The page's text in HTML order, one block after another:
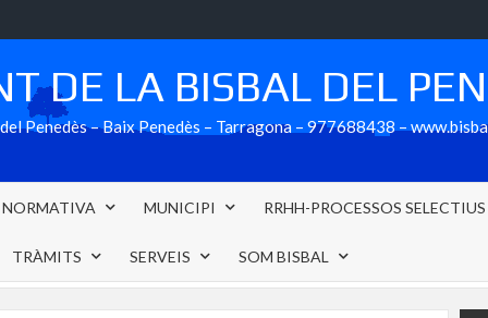
DE LA BISBAL DEL
Penedès – Baix Penedès – Tarragona – 977688438 –
NORMATIVA MUNICIPI RRHH-PROCESSOS SELECTIUS
TRÀMITS SERVEIS SOM BISBAL